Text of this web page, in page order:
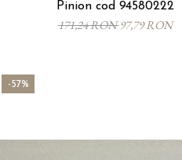
Pinion cod 94580222
171,24 RON97,79 RON
-57%